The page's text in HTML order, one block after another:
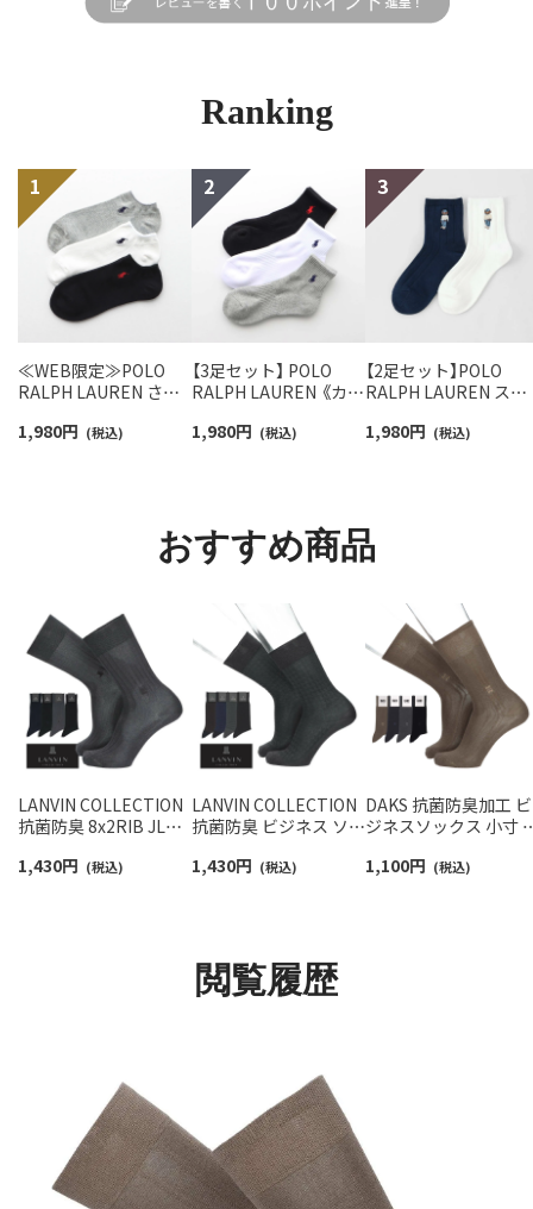
Ranking
≪WEB限定≫POLO
RALPH LAUREN さら
スニーカー丈ソックス
1,980円 (税込)
【3足セット】 POLO
RALPH LAUREN 《カラ
ンポイントソックス シ
1,980円 (税込)
【2足セット】POLO
RALPH LAUREN スタ
ロベア オーガニック
1,980円 (税込)
おすすめ商品
LANVIN COLLECTION
抗菌防臭 8x2RIB JL刺
ックス メンズ
1,430円 (税込)
LANVIN COLLECTION
抗菌防臭 ビジネス ソッ
ス クルー丈 メンズ
1,430円 (税込)
DAKS 抗菌防臭加工 ビ
ジネスソックス 小寸
イプ クルー丈 メンズ
1,100円 (税込)
閲覧履歴